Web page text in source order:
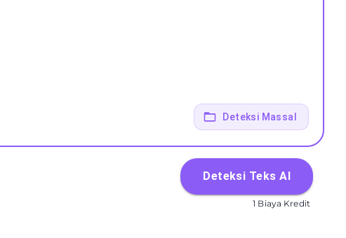
Deteksi Massal
Deteksi Teks AI
1 Biaya Kredit